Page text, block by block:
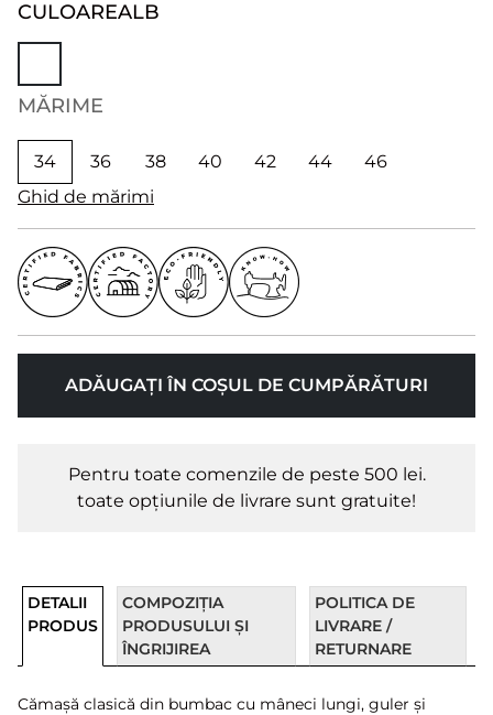
CULOAREALB
MĂRIME
34 36 38 40 42 44
46
Ghid de mărimi
ADĂUGAȚI ÎN COȘUL DE CUMPĂRĂTURI
Pentru toate comenzile de peste 500 lei.
toate opțiunile de livrare sunt gratuite!
DETALII
PRODUS
COMPOZIȚIA
PRODUSULUI ȘI
ÎNGRIJIREA
POLITICA DE
LIVRARE /
RETURNARE
Cămașă clasică din bumbac cu mâneci lungi, guler și